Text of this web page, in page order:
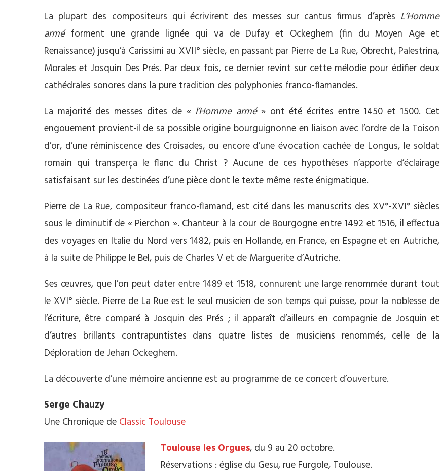
La plupart des compositeurs qui écrivirent des messes sur cantus firmus d’après L’Homme
arméforment une grande lignée qui va de Dufay et Ockeghem (fin du Moyen Age et
Renaissance) jusqu’à Carissimi au XVII° siècle, en passant par Pierre de La Rue, Obrecht, Palestrina,
Morales et Josquin Des Prés. Par deux fois, ce dernier revint sur cette mélodie pour édifier deux
cathédrales sonores dans la pure tradition des polyphonies franco-flamandes.
La majorité des messes dites de « l’Homme armé» ont été écrites entre 1450 et 1500. Cet
engouement provient-il de sa possible origine bourguignonne en liaison avec l’ordre de la Toison
d’or, d’une réminiscence des Croisades, ou encore d’une évocation cachée de Longus, le soldat
romain qui transperça le flanc du Christ ? Aucune de ces hypothèses n’apporte d’éclairage
satisfaisant sur les destinées d’une pièce dont le texte même reste énigmatique.
Pierre de La Rue, compositeur franco-flamand, est cité dans les manuscrits des XV°-XVI° siècles
sous le diminutif de « Pierchon ». Chanteur à la cour de Bourgogne entre 1492 et 1516, il effectua
des voyages en Italie du Nord vers 1482, puis en Hollande, en France, en Espagne et en Autriche,
à la suite de Philippe le Bel, puis de Charles V et de Marguerite d’Autriche.
Ses œuvres, que l’on peut dater entre 1489 et 1518, connurent une large renommée durant tout
le XVI° siècle. Pierre de La Rue est le seul musicien de son temps qui puisse, pour la noblesse de
l’écriture, être comparé à Josquin des Prés ; il apparaît d’ailleurs en compagnie de Josquin et
d’autres brillants contrapuntistes dans quatre listes de musiciens renommés, celle de la
Déploration de Jehan Ockeghem.
La découverte d’une mémoire ancienne est au programme de ce concert d’ouverture.
Serge Chauzy
Une Chronique de Classic Toulouse
Toulouse les Orgues, du 9 au 20 octobre.
Réservations : église du Gesu, rue Furgole, Toulouse.